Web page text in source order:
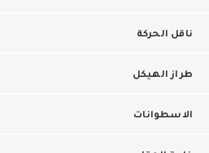
ناقل الحركة
طراز الهيكل
الاسطوانات